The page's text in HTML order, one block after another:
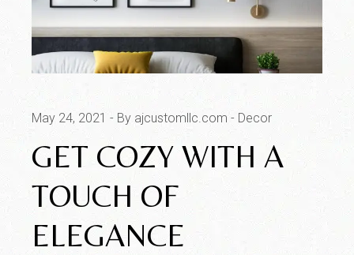
May 24, 2021 By ajcustomllc.com Decor
GET COZY WITH A
TOUCH OF
ELEGANCE